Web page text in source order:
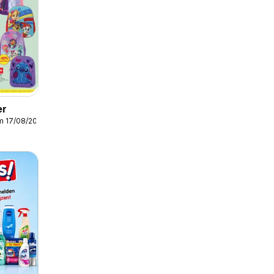
17/08/2026